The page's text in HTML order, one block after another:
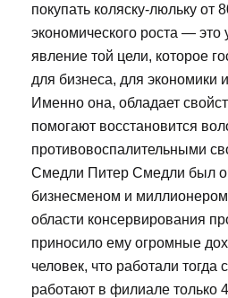
покупать коляску-люльку от
экономического роста — это
явление той цели, которое
для бизнеса, для экономики
Именно она, обладает
помогают восстановится
противовоспалительными
Смедли Питер Смедли был
бизнесменом и
области консервирования
приносило ему огромные
человек, что работали тогда
работают в филиале только